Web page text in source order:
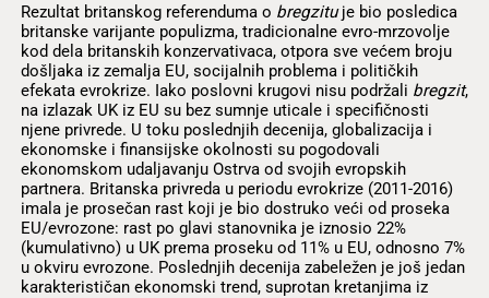
Rezultat britanskog referenduma o bregzituje bio posledica
britanske varijante populizma, tradicionalne evro-mrzovolje
kod dela britanskih konzervativaca, otpora sve većem broju
došljaka iz zemalja EU, socijalnih problema i političkih
efekata evrokrize. Iako poslovni krugovi nisu podržali bregzit,
na izlazak UK iz EU su bez sumnje uticale i specifičnosti
njene privrede. U toku poslednjih decenija, globalizacija i
ekonomske i finansijske okolnosti su pogodovali
ekonomskom udaljavanju Ostrva od svojih evropskih
partnera. Britanska privreda u periodu evrokrize (2011-2016)
imala je prosečan rast koji je bio dostruko veći od proseka
EU/evrozone: rast po glavi stanovnika je iznosio 22%
(kumulativno) u UK prema proseku od 11% u EU, odnosno 7%
u okviru evrozone. Poslednjih decenija zabeležen je još jedan
karakterističan ekonomski trend, suprotan kretanjima iz